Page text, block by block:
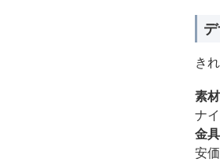
き
素材
ナ
金
安